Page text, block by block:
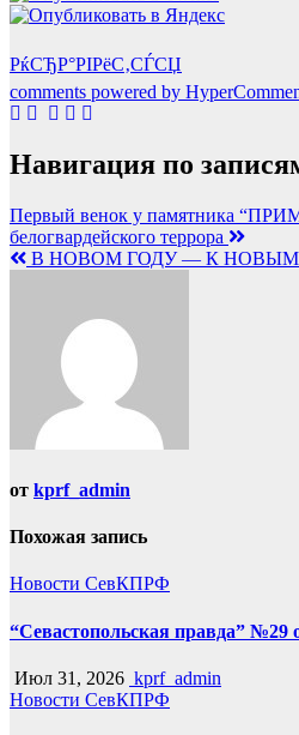
РќСЂР°РІРёС‚СЃСЏ
comments powered by
Навигация по
Первый венок у памятника
белогвардейского террора
В НОВОМ ГОДУ — К НОВЫМ
от kprf_admin
Похожая запись
Новости СевКПРФ
“Севастопольская правда” №29
Июл 31, 2026 kprf_admin
Новости СевКПРФ